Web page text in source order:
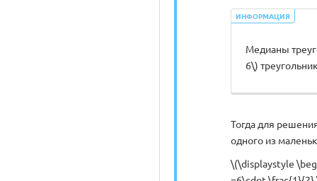
ИНФОРМАЦИЯ
Медианы
6\)
Тогда для
одного из
\(\displaystyle